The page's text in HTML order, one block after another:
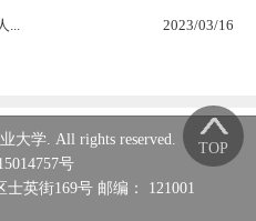
2023/03/16
TOP
大学. All rights reserved.
号
英街169号 邮编： 121001